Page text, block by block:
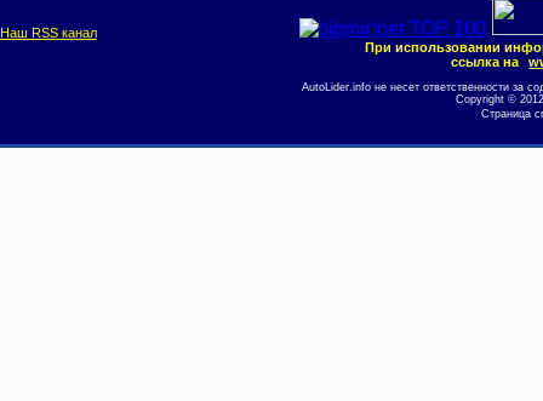
Наш RSS канал
При использовании
ссылка на
AutoLider.info не несет ответственности за
Copyright ©
Страница